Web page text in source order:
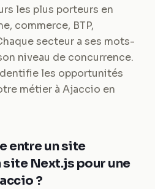
les plus porteurs en
commerce, BTP,
secteur a ses mots-
niveau de concurrence.
les opportunités
métier à Ajaccio en
entre un site
site Next.js pour une
?